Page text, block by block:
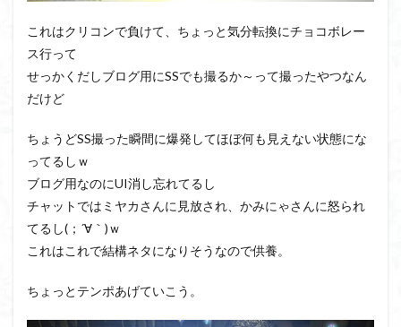
これはクリコンで負けて、ちょっと気分転換にチョコボレー
ス行って
せっかくだしブログ用にSSでも撮るか～って撮ったやつなん
だけど
ちょうどSS撮った瞬間に爆発してほぼ何も見えない状態にな
ってるしｗ
ブログ用なのにUI消し忘れてるし
チャットではミヤカさんに見放され、かみにゃさんに怒られ
てるし(；´∀｀)ｗ
これはこれで結構ネタになりそうなので供養。
ちょっとテンポあげていこう。